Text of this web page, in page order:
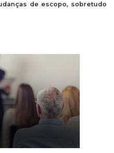
de escopo, sobretudo